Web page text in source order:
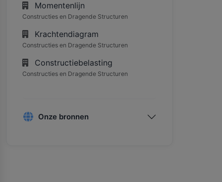
Momentenlijn
Constructies en Dragende Structuren
Krachtendiagram
Constructies en Dragende Structuren
Constructiebelasting
Constructies en Dragende Structuren
Onze bronnen